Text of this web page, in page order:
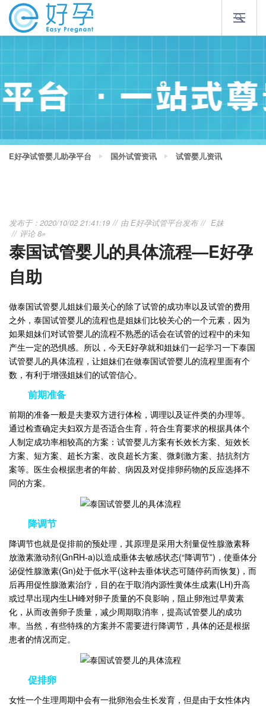
E好孕试管婴儿助孕平台 国外试管资讯 试管婴儿资讯
发布于：2020/10/02 21:41:19 由E好孕试管平台发布
E妹
评论 8»
泰国试管婴儿的具体流程—E好孕
自助
做泰国试管婴儿姐妹们最关心的除了试管的成功率以及试管的费用
之外，泰国试管婴儿的流程也是姐妹们比较关心的一个元素，因为
如果姐妹们对试管婴儿的流程不熟悉的话会在试管的过程中的未知
产生一定的恐惧感。所以，今天E好孕就和姐妹们一起学习一下泰国
试管婴儿的具体流程，让姐妹们在做泰国试管婴儿的流程里面有个
数，有利于增强姐妹们的试管信心。
前期准备
前期的准备一般是夫妻双方进行体检，调理以及证件类的办理等。
通过检查确定夫妇双方是否适合生育，符合生育要求的根据具体个
人制定成功率相较高的方案：试管婴儿方案有长效长方案、短效长
方案、短方案、超长方案、改良超长方案、微刺激方案、拮抗剂方
案等。医生会根据患者的年龄、病因及对促排卵药物的反应选择不
同的方案。
降调节
降调节也就是促排前的预处理，其原理是采用大剂量促性腺激素释
放激素激动剂(GnRH-a)以造成垂体去敏感状态(“降调节”)，使垂体分
泌促性腺激素(Gn)处于低水平(这种去垂体状态可随停药而恢复)，而
后再用促性腺激素治疗，目的在于取消内源性黄体生成素(LH)升高
或过早出现内生LH峰对卵子质量的不良影响，阻止卵泡过早黄素
化，从而改善卵子质量，减少周期取消率，提高试管婴儿的成功
率。当然，有些特殊的方案并不需要进行降调节，具体的还是根据
患者的情况而定。
促排卵
女性一个生理周期中会有一批卵泡会生长发育，但是由于女性体内